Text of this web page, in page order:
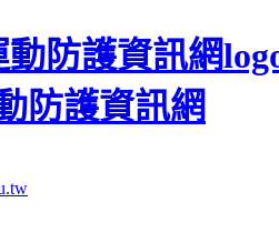
防護資訊網